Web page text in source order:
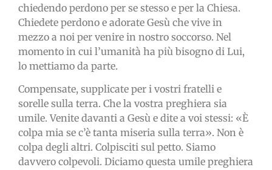
chiedendo perdono per se stesso e per la Chiesa.
Chiedete perdono e adorate Gesù che vive in
mezzo a noi per venire in nostro soccorso. Nel
momento in cui l’umanità ha più bisogno di Lui,
lo mettiamo da parte.
Compensate, supplicate per i vostri fratelli e
sorelle sulla terra. Che la vostra preghiera sia
umile. Venite davanti a Gesù e dite a voi stessi: «È
colpa mia se c’è tanta miseria sulla terra». Non è
colpa degli altri. Colpisciti sul petto. Siamo
davvero colpevoli. Diciamo questa umile preghiera